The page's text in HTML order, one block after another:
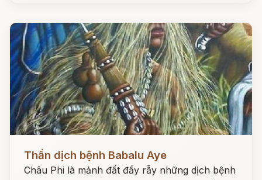
Đọc ngay
Thần dịch bệnh Babalu Aye
Châu Phi là mảnh đất đầy rẫy những dịch bệnh